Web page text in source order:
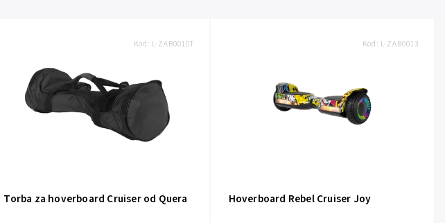
Torba za hoverboard Cruiser od Quera
Kod: L-ZAB0010T
Hoverboard Rebel Cruiser Joy
Kod: L-ZAB0013